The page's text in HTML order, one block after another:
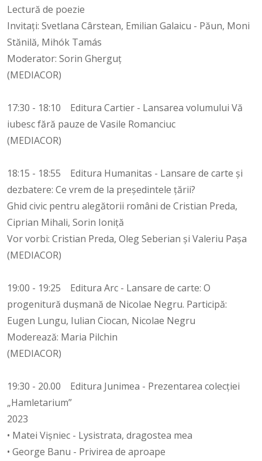
Lectură de poezie
Invitați: Svetlana Cârstean, Emilian Galaicu - Păun, Moni
Stănilă, Mihók Tamás
Moderator: Sorin Gherguț
(MEDIACOR)
17:30 - 18:10 Editura Cartier - Lansarea volumului Vă
iubesc fără pauze de Vasile Romanciuc
(MEDIACOR)
18:15 - 18:55 Editura Humanitas - Lansare de carte și
dezbatere: Ce vrem de la președintele țării?
Ghid civic pentru alegătorii români de Cristian Preda,
Ciprian Mihali, Sorin Ioniță
Vor vorbi: Cristian Preda, Oleg Seberian și Valeriu Pașa
(MEDIACOR)
19:00 - 19:25 Editura Arc - Lansare de carte: O
progenitură dușmană de Nicolae Negru. Participă:
Eugen Lungu, Iulian Ciocan, Nicolae Negru
Moderează: Maria Pilchin
(MEDIACOR)
19:30 - 20.00 Editura Junimea - Prezentarea colecției
„Hamletarium”
2023
• Matei Vișniec - Lysistrata, dragostea mea
• George Banu - Privirea de aproape